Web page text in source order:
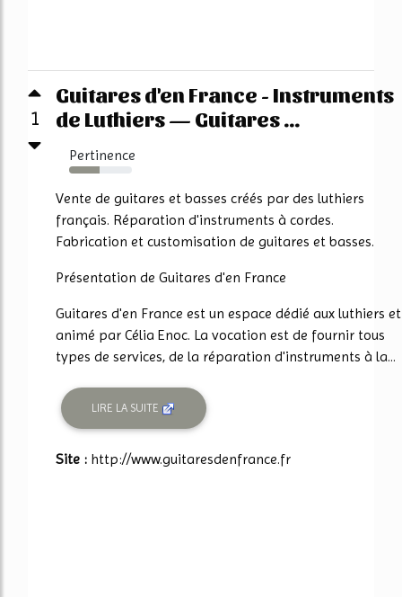
1
Guitares d'en France - Instruments
de Luthiers — Guitares ...
Pertinence
48%
Vente de guitares et basses créés par des luthiers
français. Réparation d'instruments à cordes.
Fabrication et customisation de guitares et basses.
Présentation de Guitares d'en France
Guitares d'en France est un espace dédié aux luthiers et
animé par Célia Enoc. La vocation est de fournir tous
types de services, de la réparation d'instruments à la...
LIRE LA SUITE
Site : http://www.guitaresdenfrance.fr